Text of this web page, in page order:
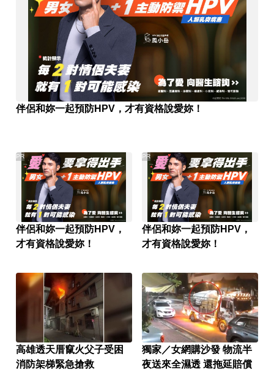
伴侶和妳一起預防HPV，才有資格說愛妳！
伴侶和妳一起預防HPV，
才有資格說愛妳！
PR
伴侶和妳一起預防HPV，
才有資格說愛妳！
PR
高雄透天厝竄火父子受困
消防架梯緊急搶救
獨家／女網購沙發 物流半
夜送來全濕透 還拖延賠償